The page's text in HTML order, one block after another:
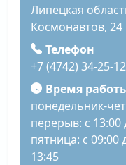
Липецкая
Космонавтов, 24
Телефон
+7 (4742) 34-25-12
Время
понедельник-
перерыв: с 13:00
пятница: с 09:00
13:45